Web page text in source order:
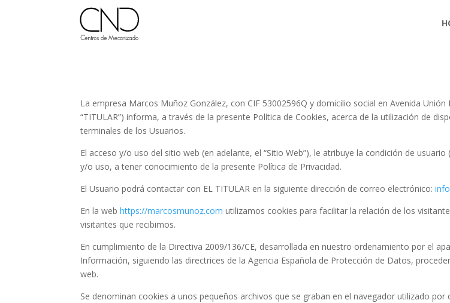
La empresa Marcos Muñoz González, con CIF 53002596Q y domicilio social en Avenida
“TITULAR”) informa, a través de la presente Política de Cookies, acerca de la utilización de
terminales de los Usuarios.
El acceso y/o uso del sitio web (en adelante, el “Sitio Web”), le atribuye la condición de
y/o uso, a tener conocimiento de la presente Política de Privacidad.
El Usuario podrá contactar con EL TITULAR en la siguiente dirección de correo electrónico:
En la webhttps://marcosmunoz.com utilizamos cookies para facilitar la relación de los
visitantes que recibimos.
En cumplimiento de la Directiva 2009/136/CE, desarrollada en nuestro ordenamiento por el
Información, siguiendo las directrices de la Agencia Española de Protección de Datos,
web.
Se denominan cookies a unos pequeños archivos que se graban en el navegador utilizado